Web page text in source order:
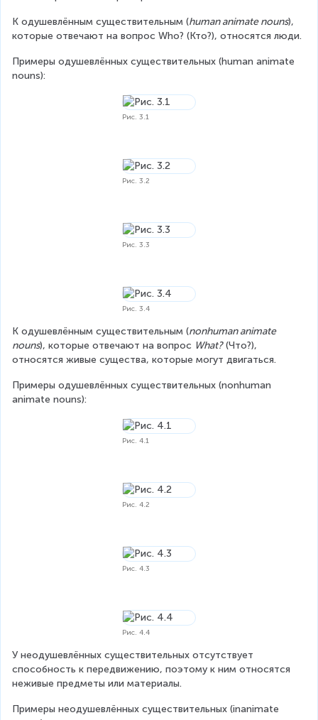
К одушевлённым существительным (human animate nouns),
которые отвечают на вопрос Who? (Кто?), относятся люди.
Примеры одушевлённых существительных (human animate
nouns):
Рис. 3.1
Рис. 3.2
Рис. 3.3
Рис. 3.4
К одушевлённым существительным (nonhuman animate
nouns), которые отвечают на вопрос What? (Что?),
относятся живые существа, которые могут двигаться.
Примеры одушевлённых существительных (nonhuman
animate nouns):
Рис. 4.1
Рис. 4.2
Рис. 4.3
Рис. 4.4
У неодушевлённых существительных отсутствует
способность к передвижению, поэтому к ним относятся
неживые предметы или материалы.
Примеры неодушевлённых существительных (inanimate